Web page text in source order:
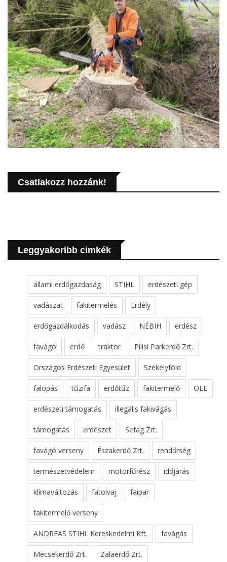
Csatlakozz hozzánk!
Leggyakoribb cimkék
állami erdőgazdaság STIHL erdészeti gép
vadászat fakitermelés Erdély
erdőgazdálkodás vadász NÉBIH erdész
favágó erdő traktor Pilisi Parkerdő Zrt.
Országos Erdészeti Egyesület Székelyföld
falopás tűzifa erdőtűz fakitermelő OEE
erdészeti támogatás illegális fakivágás
támogatás erdészet Sefag Zrt.
favágó verseny Északerdő Zrt. rendőrség
természetvédelem motorfűrész időjárás
klímaváltozás fatolvaj faipar
fakitermelő verseny
ANDREAS STIHL Kereskedelmi Kft. favágás
Mecsekerdő Zrt. Zalaerdő Zrt.